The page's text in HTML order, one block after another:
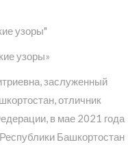
узоры"
узоры»
заслуженный
отличник
в мае 2021 года
Башкортостан